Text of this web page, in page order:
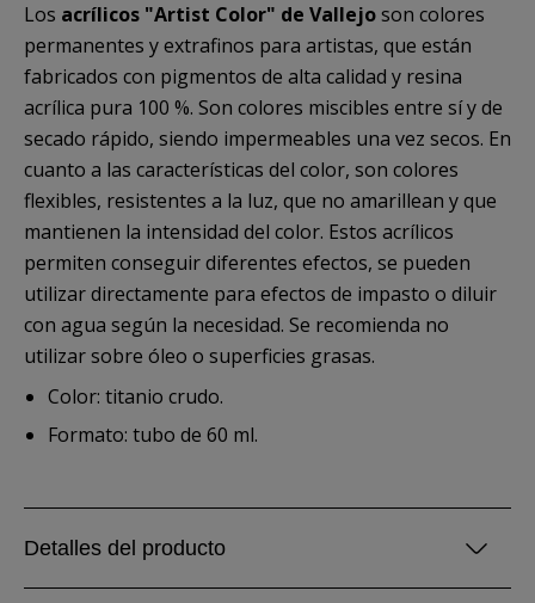
Los acrílicos "Artist Color" de Vallejoson colores
permanentes y extrafinos para artistas, que están
fabricados con pigmentos de alta calidad y resina
acrílica pura 100 %. Son colores miscibles entre sí y de
secado rápido, siendo impermeables una vez secos. En
cuanto a las características del color, son colores
flexibles, resistentes a la luz, que no amarillean y que
mantienen la intensidad del color. Estos acrílicos
permiten conseguir diferentes efectos, se pueden
utilizar directamente para efectos de impasto o diluir
con agua según la necesidad. Se recomienda no
utilizar sobre óleo o superficies grasas.
Color: titanio crudo.
Formato: tubo de 60 ml.
Detalles del producto